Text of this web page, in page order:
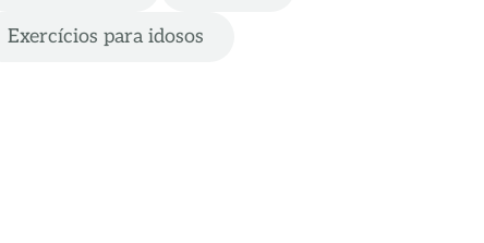
Exercícios para idosos